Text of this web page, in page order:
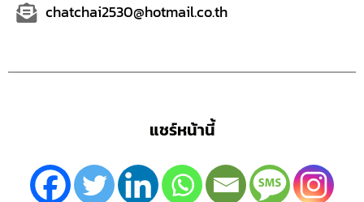
chatchai2530@hotmail.co.th
แชร์หน้านี้